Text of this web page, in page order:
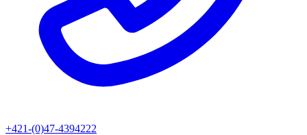
+421-(0)47-4394222